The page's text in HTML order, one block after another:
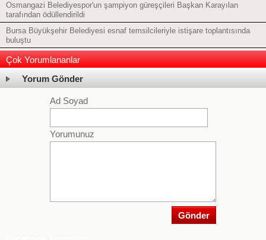
Osmangazi Belediyespor'un şampiyon güreşçileri Başkan Karayılan
tarafından ödüllendirildi
Bursa Büyükşehir Belediyesi esnaf temsilcileriyle istişare toplantısında
buluştu
Çok Yorumlananlar
Yorum Gönder
Ad Soyad
Yorumunuz